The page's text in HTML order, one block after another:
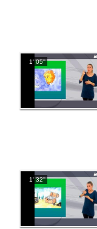
1' 05''
1' 32''